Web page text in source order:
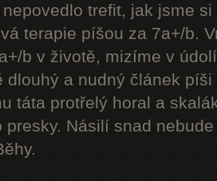
trefit, jak jsme
terapie píšou za 7a+/b.
b v životě, mizíme v
dlouhý a nudný článek
táta protřelý horal a
presky. Násilí snad